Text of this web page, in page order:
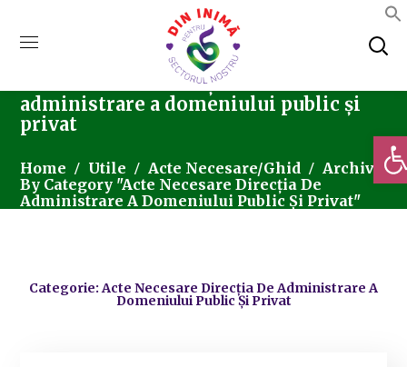
Acte necesare Direcția de
administrare a domeniului public și
privat
Home Utile Acte Necesare/Ghid
Archive
By Category "Acte Necesare Direcția De
Administrare A Domeniului Public Și Privat"
Categorie: Acte Necesare Direcția De Administrare A
Domeniului Public Și Privat